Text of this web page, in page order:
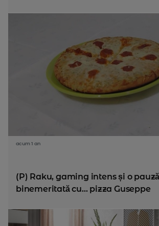
acum 1 an
(P) Raku, gaming intens și o pauză
binemeritată cu... pizza Guseppe